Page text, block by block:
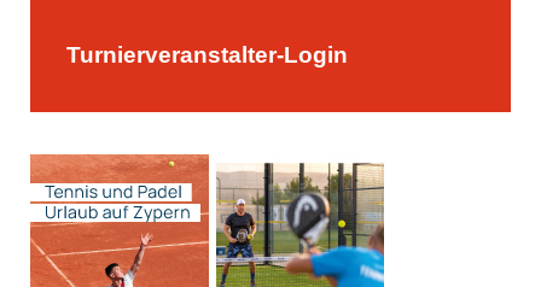
Turnierveranstalter-Login